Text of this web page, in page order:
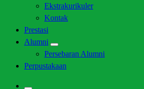
Ekstrakurikuler
Kontak
Prestasi
Alumni
Persebaran Alumni
Perpustakaan